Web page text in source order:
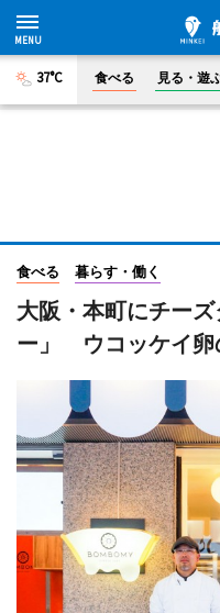
37°C 食べる 見る・遊
食べる 暮らす・働く
大阪・本町にチー
ー」 ウコッケイ卵